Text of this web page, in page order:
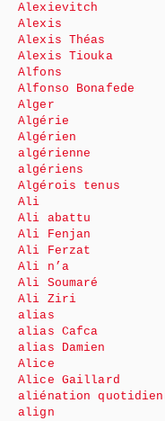
Alexievitch
Alexis
Alexis Théas
Alexis Tiouka
Alfons
Alfonso Bonafede
Alger
Algérie
Algérien
algérienne
algériens
Algérois tenus
Ali
Ali abattu
Ali Fenjan
Ali Ferzat
Ali n’a
Ali Soumaré
Ali Ziri
alias
alias Cafca
alias Damien
Alice
Alice Gaillard
aliénation
align